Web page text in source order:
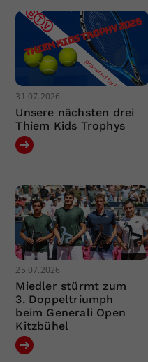
31.07.2026
Unsere nächsten drei
Thiem Kids Trophys
25.07.2026
Miedler stürmt zum
3. Doppeltriumph
beim Generali Open
Kitzbühel